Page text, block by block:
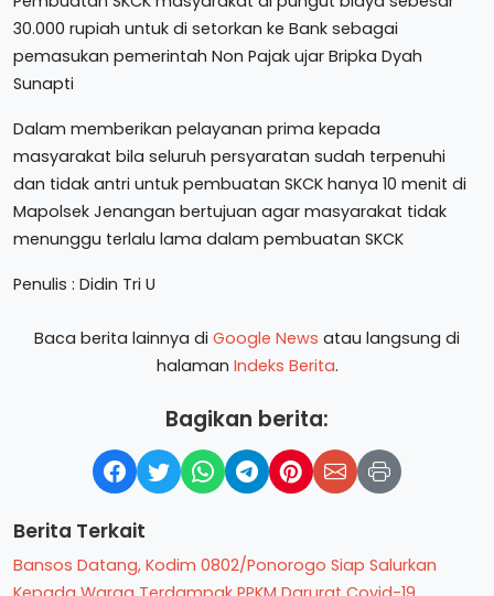
30.000 rupiah untuk di setorkan ke Bank sebagai
pemasukan pemerintah Non Pajak ujar Bripka Dyah
Sunapti
Dalam memberikan pelayanan prima kepada
masyarakat bila seluruh persyaratan sudah terpenuhi
dan tidak antri untuk pembuatan SKCK hanya 10 menit di
Mapolsek Jenangan bertujuan agar masyarakat tidak
menunggu terlalu lama dalam pembuatan SKCK
Penulis : Didin Tri U
Baca berita lainnya di Google News atau langsung di
halaman Indeks Berita.
Bagikan berita:
Berita Terkait
Bansos Datang, Kodim 0802/Ponorogo Siap Salurkan